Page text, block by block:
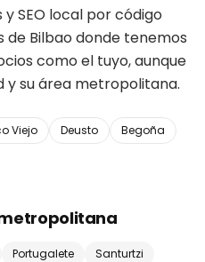
SEO local por código
de Bilbao donde tenemos
como el tuyo, aunque
y su área metropolitana.
Viejo Deusto
Begoña
Portugalete
Santurtzi